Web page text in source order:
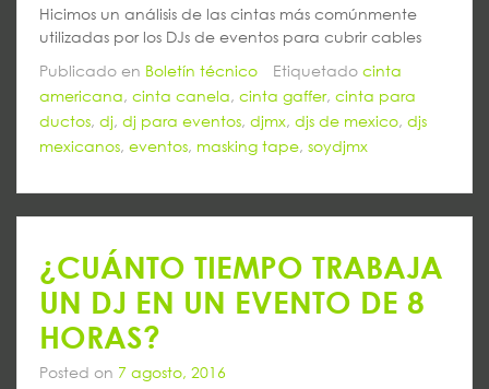
Hicimos un análisis de las cintas más comúnmente
utilizadas por los DJs de eventos para cubrir cables
Publicado en Boletín técnico Etiquetado cinta
americana, cinta canela, cinta gaffer, cinta para
ductos, dj, dj para eventos, djmx, djs de mexico, djs
mexicanos, eventos, masking tape, soydjmx
¿CUÁNTO TIEMPO TRABAJA
UN DJ EN UN EVENTO DE 8
HORAS?
Posted on 7 agosto, 2016